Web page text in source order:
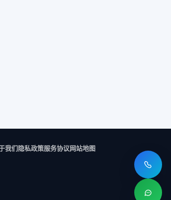
我们隐私政策服务协议网站地图